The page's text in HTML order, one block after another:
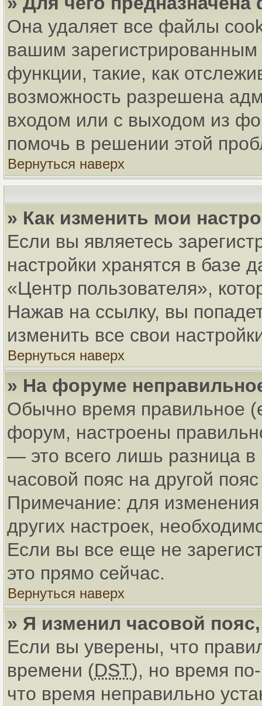
Она удаляет все файлы
вашим
функции, такие, как
возможность разрешена
входом или с выходом из
помочь в решении этой
Вернуться наверх
» Как изменить мои
Если вы являетесь
настройки хранятся в базе
«Центр пользователя»,
Нажав на ссылку, вы
изменить все свои
Вернуться наверх
» На форуме
Обычно время правильное
форум, настроены
— это всего лишь разница
часовой пояс на другой
Примечание: для изменения
других настроек,
Если вы все еще не
это прямо сейчас.
Вернуться наверх
» Я изменил часовой
Если вы уверены, что
времени (DST), но время
что время неправильно